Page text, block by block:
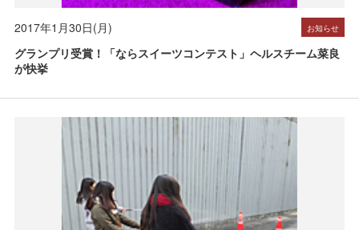
2017年1月30日(月) お知らせ
グランプリ受賞！「ならスイーツコンテスト」ヘルスチーム菜良
が快挙